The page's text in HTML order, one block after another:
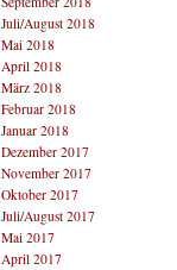
Juli/August 2018
Mai 2018
April 2018
März 2018
Februar 2018
Januar 2018
Dezember 2017
November 2017
Oktober 2017
Juli/August 2017
Mai 2017
April 2017